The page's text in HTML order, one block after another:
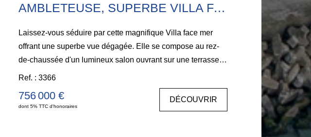
AMBLETEUSE, SUPERBE VILLA FACE À LA MER, 6 CHAMBRES.
Laissez-vous séduire par cette magnifique Villa face mer
offrant une superbe vue dégagée. Elle se compose au rez-
de-chaussée d'un lumineux salon ouvrant sur une terrasse
face à la mer, d'une salle à manger, ainsi que d'une cuisine
entièrement équipée avec accès à une seconde terrasse à
l'arrière. 1er étage : une chambre face à la mer et sa salle
d'eau privative, ainsi qu'une seconde chambre. 2ème étage :
Ref. : 3366
756 000 €
dont 5% TTC d'honoraires
DÉCOUVRIR